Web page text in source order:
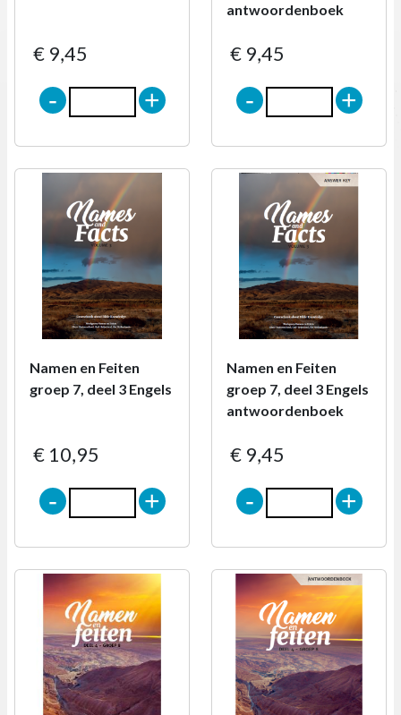
€ 9,45
- +
antwoordenboek
€ 9,45
- +
Namen en Feiten
groep 7, deel 3 Engels
€ 10,95
- +
Namen en Feiten
groep 7, deel 3 Engels
antwoordenboek
€ 9,45
- +